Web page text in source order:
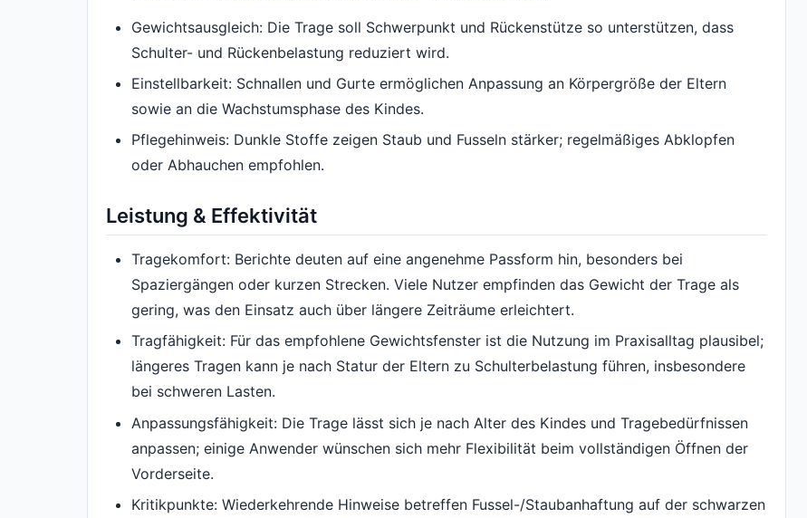
Gewichtsausgleich: Die Trage soll Schwerpunkt und Rückenstütze so unterstützen, dass
Schulter- und Rückenbelastung reduziert wird.
Einstellbarkeit: Schnallen und Gurte ermöglichen Anpassung an Körpergröße der Eltern
sowie an die Wachstumsphase des Kindes.
Pflegehinweis: Dunkle Stoffe zeigen Staub und Fusseln stärker; regelmäßiges Abklopfen
oder Abhauchen empfohlen.
Leistung & Effektivität
Tragekomfort: Berichte deuten auf eine angenehme Passform hin, besonders bei
Spaziergängen oder kurzen Strecken. Viele Nutzer empfinden das Gewicht der Trage als
gering, was den Einsatz auch über längere Zeiträume erleichtert.
Tragfähigkeit: Für das empfohlene Gewichtsfenster ist die Nutzung im Praxisalltag plausibel;
längeres Tragen kann je nach Statur der Eltern zu Schulterbelastung führen, insbesondere
bei schweren Lasten.
Anpassungsfähigkeit: Die Trage lässt sich je nach Alter des Kindes und Tragebedürfnissen
anpassen; einige Anwender wünschen sich mehr Flexibilität beim vollständigen Öffnen der
Vorderseite.
Kritikpunkte: Wiederkehrende Hinweise betreffen Fussel-/Staubanhaftung auf der schwarzen